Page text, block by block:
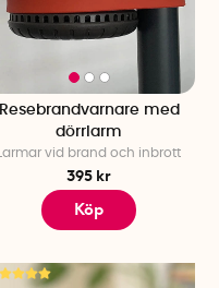
Resebrandvarnare med
dörrlarm
Larmar vid brand och inbrott
395 kr
Köp